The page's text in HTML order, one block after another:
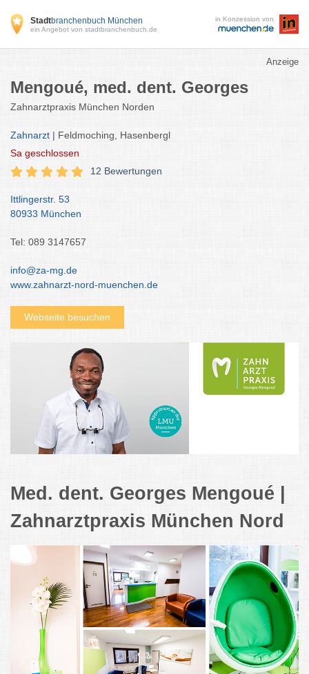
Stadtbranchenbuch München
ein Angebot von stadtbranchenbuch.de
in Konzession von
Anzeige
Mengoué, med. dent. Georges
Zahnarztpraxis München Norden
Zahnarzt | Feldmoching, Hasenbergl
Sa geschlossen
12 Bewertungen
Ittlingerstr. 53
80933 München
Tel: 089 3147657
info@za-mg.de
www.zahnarzt-nord-muenchen.de
Webseite besuchen
Med. dent. Georges Mengoué |
Zahnarztpraxis München Nord